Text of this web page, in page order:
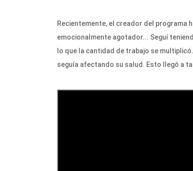
Recientemente, el creador del programa
emocionalmente agotador... Seguí
lo que la cantidad de trabajo se
seguía afectando su salud. Esto llegó a